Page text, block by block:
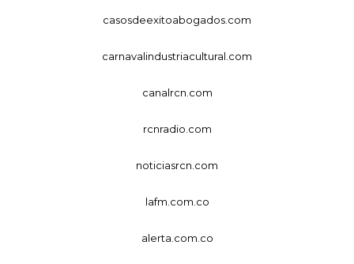
casosdeexitoabogados.com
carnavalindustriacultural.com
canalrcn.com
rcnradio.com
noticiasrcn.com
lafm.com.co
alerta.com.co